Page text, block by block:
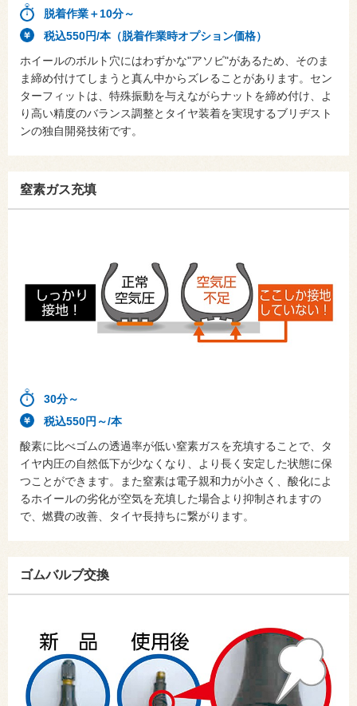
脱着作業＋10分～
税込550円/本（脱着作業時オプション価格）
ホイールのボルト穴にはわずかな"アソビ"があるため、そのま
ま締め付けてしまうと真ん中からズレることがあります。セン
ターフィットは、特殊振動を与えながらナットを締め付け、よ
り高い精度のバランス調整とタイヤ装着を実現するブリヂスト
ンの独自開発技術です。
窒素ガス充填
30分～
税込550円～/本
酸素に比べゴムの透過率が低い窒素ガスを充填することで、タ
イヤ内圧の自然低下が少なくなり、より長く安定した状態に保
つことができます。また窒素は電子親和力が小さく、酸化によ
るホイールの劣化が空気を充填した場合より抑制されますの
で、燃費の改善、タイヤ長持ちに繋がります。
ゴムバルブ交換